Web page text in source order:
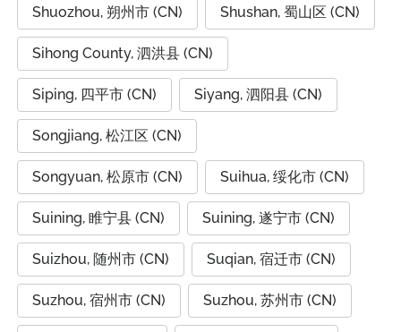
Shuozhou, 朔州市 (CN) Shushan, 蜀山区 (CN)
Sihong County, 泗洪县 (CN)
Siping, 四平市 (CN) Siyang, 泗阳县 (CN)
Songjiang, 松江区 (CN)
Songyuan, 松原市 (CN) Suihua, 绥化市 (CN)
Suining, 睢宁县 (CN) Suining, 遂宁市 (CN)
Suizhou, 随州市 (CN) Suqian, 宿迁市 (CN)
Suzhou, 宿州市 (CN) Suzhou, 苏州市 (CN)